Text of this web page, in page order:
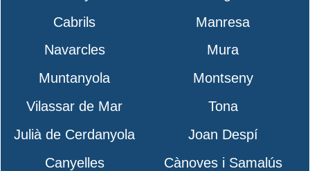
Cabrils
Manresa
Navarcles
Mura
Muntanyola
Montseny
Vilassar de Mar
Tona
Julià de Cerdanyola
Joan Despí
Canyelles
Cànoves i Samalús